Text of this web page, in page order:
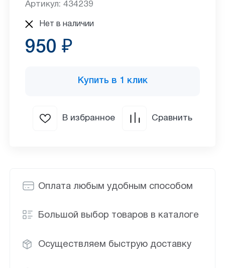
Оплата любым удобным способом
Большой выбор товаров в каталоге
Осуществляем быструю доставку
Артикул: 434239
Нет в наличии
950 ₽
Купить в 1 клик
В избранное Сравнить